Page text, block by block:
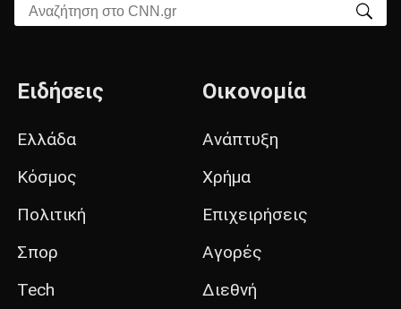
Αναζήτηση στο CNN.gr
Ειδήσεις
Ελλάδα
Κόσμος
Πολιτική
Σπορ
Tech
Οικονομία
Ανάπτυξη
Χρήμα
Επιχειρήσεις
Αγορές
Διεθνή